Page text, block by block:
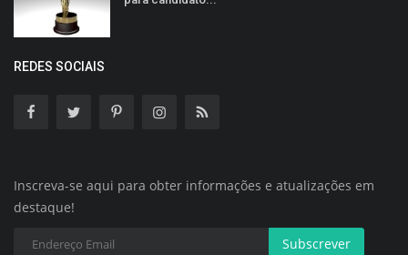
REDES SOCIAIS
Inscreva-se aqui para obter informações e atualizações em
destaque!
Subscrever